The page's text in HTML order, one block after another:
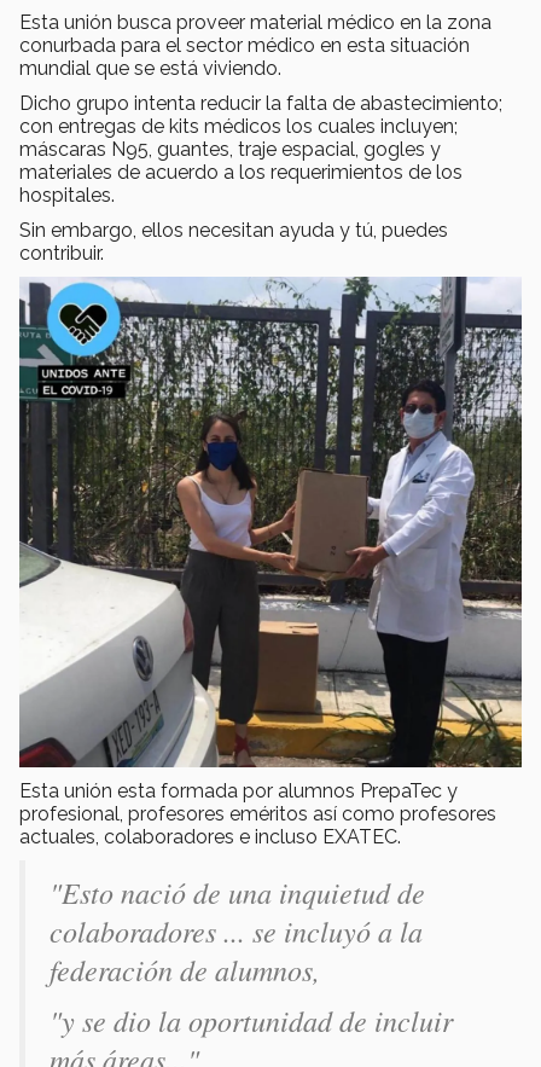
Esta unión busca proveer material médico en la zona
conurbada para el sector médico en esta situación
mundial que se está viviendo.
Dicho grupo intenta reducir la falta de abastecimiento;
con entregas de kits médicos los cuales incluyen;
máscaras N95, guantes, traje espacial, gogles y
materiales de acuerdo a los requerimientos de los
hospitales.
Sin embargo, ellos necesitan ayuda y tú, puedes
contribuir.
Esta unión esta formada por alumnos PrepaTec y
profesional, profesores eméritos así como profesores
actuales, colaboradores e incluso EXATEC.
"Esto nació de una inquietud de
colaboradores ... se incluyó a la
federación de alumnos,
"y se dio la oportunidad de incluir
más áreas..."